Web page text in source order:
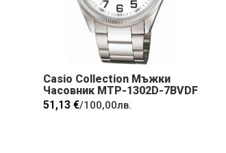
Casio Collection Мъжки
Часовник MTP-1302D-7BVDF
51,13 €/100,00лв.